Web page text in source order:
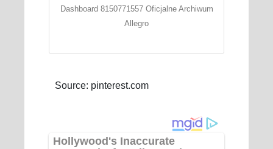
Dashboard 8150771557 Oficjalne Archiwum
Allegro
Source: pinterest.com